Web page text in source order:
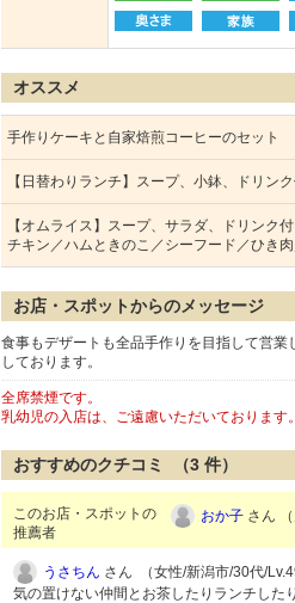
オススメ
手作りケーキと自家焙煎コーヒーのセット
【日替わりランチ】スープ、小鉢、ドリン
【オムライス】スープ、サラダ、ドリンク付
チキン／ハムときのこ／シーフード／ひき
お店・スポットからのメッセージ
食事もデザートも全品手作りを目指して営
しております。
全席禁煙です。
乳幼児の入店は、ご遠慮いただいております。
おすすめのクチコミ （3 件）
このお店・スポットの
推薦者
おか子 さん
うさちん さん （女性/新潟市/30代/
気の置けない仲間とお茶したりランチした